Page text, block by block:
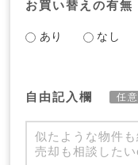
お買い替えの有無
あり なし
自由記入欄 任意